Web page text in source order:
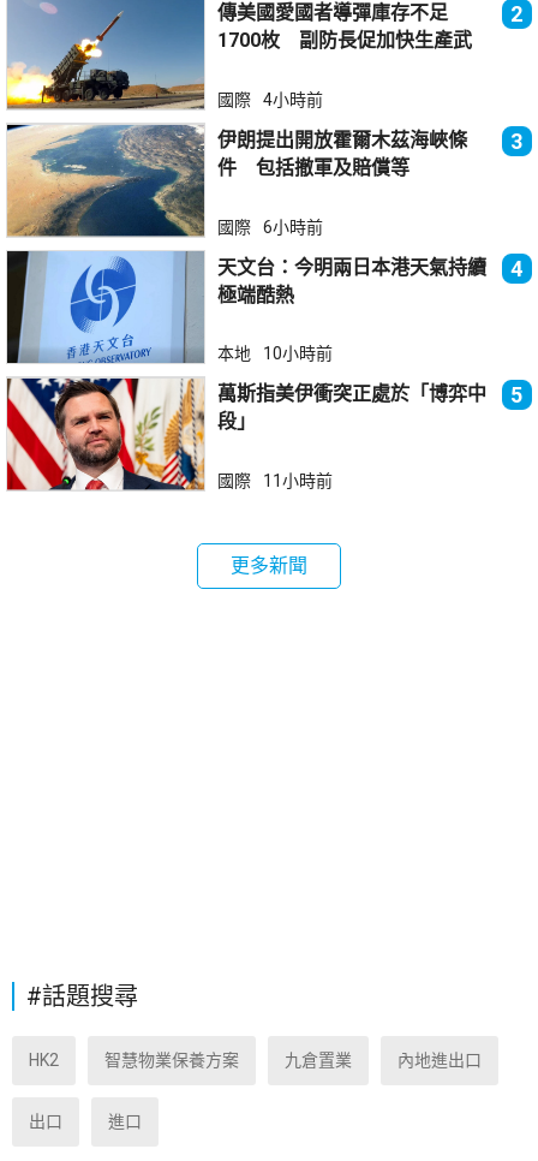
傳美國愛國者導彈庫存不足
1700枚 副防長促加快生產武
2
國際 4小時前
伊朗提出開放霍爾木茲海峽條
件 包括撤軍及賠償等
3
國際 6小時前
天文台：今明兩日本港天氣持續
極端酷熱
4
本地 10小時前
萬斯指美伊衝突正處於「博弈中
段」
5
國際 11小時前
更多新聞
#話題搜尋
HK2 智慧物業保養方案 九倉置業 內地進出口
出口 進口